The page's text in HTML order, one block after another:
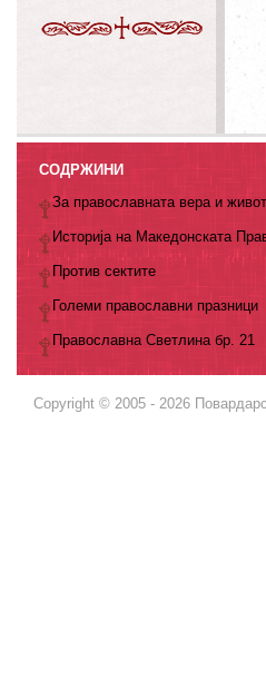
СОДРЖИНИ
За православната вера и
Историја на Македонската
Против сектите
Големи православни празници
Православна Светлина бр. 21
Copyright © 2005 - 2026